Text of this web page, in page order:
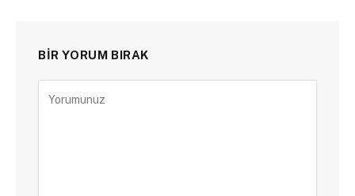
BIR YORUM BIRAK